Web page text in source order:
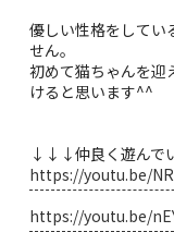
優しい性格をしてい
せん。
初めて猫ちゃんを迎
けると思います^^
↓↓↓仲良く遊んで
https://youtu.be/
https://youtu.be/